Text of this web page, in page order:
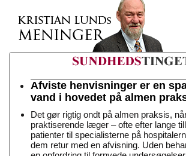
Afviste henvisninger er en
vand i hovedet på almen
Det gør rigtig ondt på almen praksis,
praktiserende læger – ofte efter lange
patienter til specialisterne på
dem retur med en afvisning. Uden